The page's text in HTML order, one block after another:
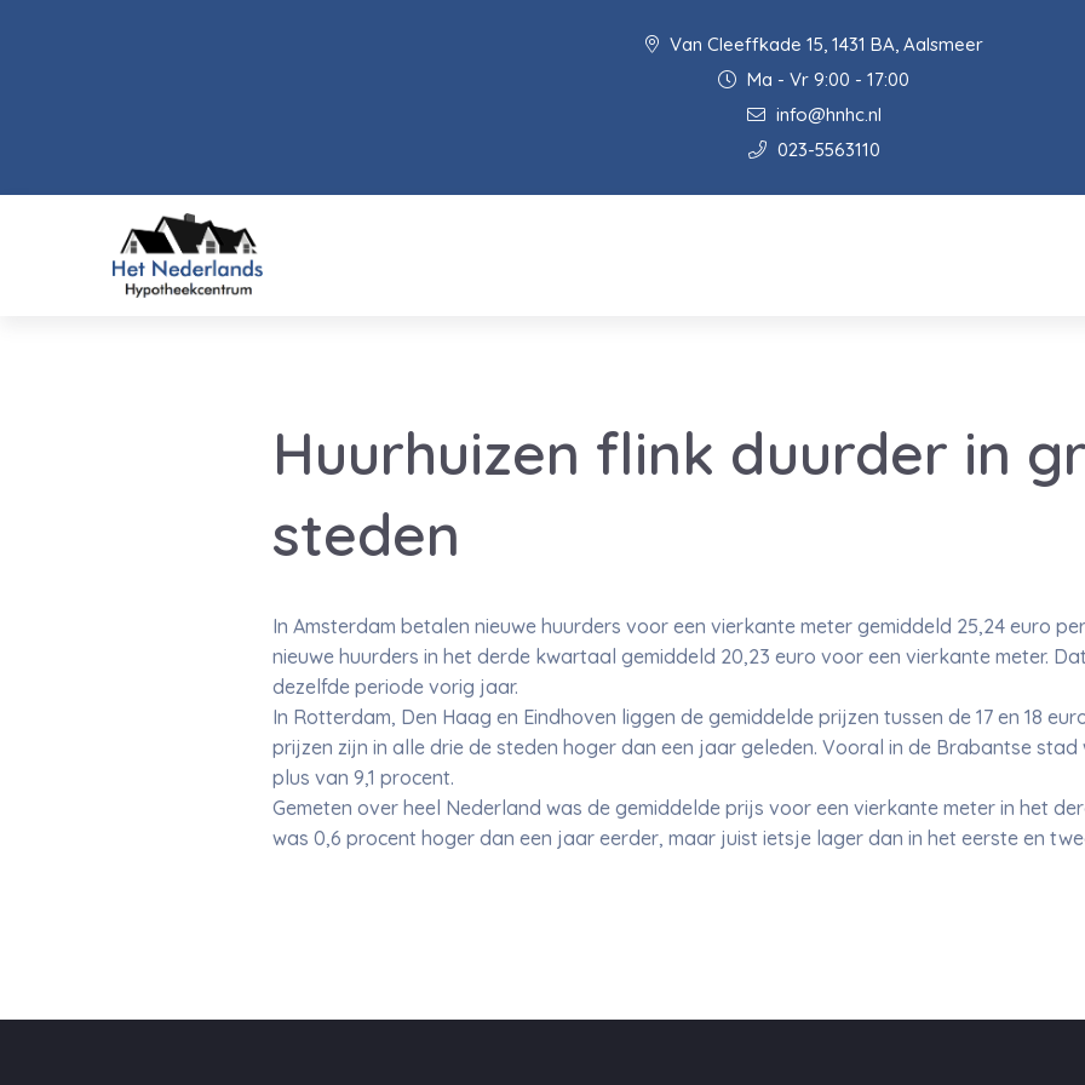
Van Cleeffkade 15, 1431 BA, Aalsmeer
Ma - Vr 9:00 - 17:00
info@hnhc.nl
023-5563110
Huurhuizen flink duurder in
steden
In Amsterdam betalen nieuwe huurders voor een vierkante meter gemiddeld 25,24 euro
nieuwe huurders in het derde kwartaal gemiddeld 20,23 euro voor een vierkante meter.
dezelfde periode vorig jaar.
In Rotterdam, Den Haag en Eindhoven liggen de gemiddelde prijzen tussen de 17 en 18
prijzen zijn in alle drie de steden hoger dan een jaar geleden. Vooral in de Brabantse stad
plus van 9,1 procent.
Gemeten over heel Nederland was de gemiddelde prijs voor een vierkante meter in het
was 0,6 procent hoger dan een jaar eerder, maar juist ietsje lager dan in het eerste en